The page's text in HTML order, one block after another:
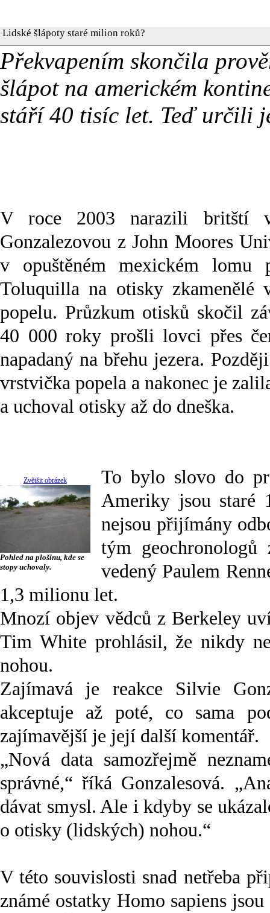
Lidské šlápoty staré milion roků?
Překvapením skončila
šlápot na americkém
stáří 40 tisíc let. Teď určili
V roce 2003 narazili britští
Gonzalezovou z John Moores
v opuštěném mexickém lomu
Toluquilla na otisky zkamenělé
popelu. Průzkum otisků skočil
40 000 roky prošli lovci přes
napadaný na břehu jezera.
vrstvička popela a nakonec je
a uchoval otisky až do dneška.
Zvětšit obrázek
Pohled na plošinu, kde se
stopy uchovaly.
To bylo slovo do
Ameriky jsou staré
nejsou přijímány
tým
vedený Paulem
1,3 milionu let.
Mnozí objev vědců z Berkeley
Tim White prohlásil, že nikdy
nohou.
Zajímavá je reakce Silvie
akceptuje až poté, co sama
zajímavější je její další komentář.
„Nová data samozřejmě
správné,“ říká Gonzalesová.
dávat smysl. Ale i kdyby se
o otisky (lidských) nohou.“
V této souvislosti snad netřeba
známé ostatky Homo sapiens